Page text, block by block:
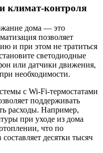
климат-контроля
дома — это
позволяет
и при этом не тратиться
светодиодные
или датчики движения,
необходимости.
с Wi-Fi-термостатами
поддерживать
расходы. Например,
при уходе из дома
что по
десятки тысяч